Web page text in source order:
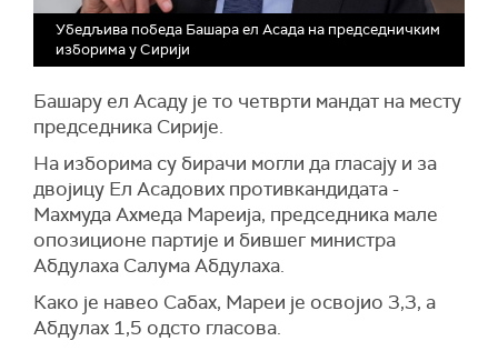
Убедљива победа Башара ел Асада на председничким
изборима у Сирији
Башару ел Асаду је то четврти мандат на месту
председника Сирије.
На изборима су бирачи могли да гласају и за
двојицу Ел Асадових противкандидата -
Махмуда Ахмеда Мареија, председника мале
опозиционе партије и бившег министра
Абдулаха Салума Абдулаха.
Како је навео Сабах, Мареи је освојио 3,3, а
Абдулах 1,5 одсто гласова.